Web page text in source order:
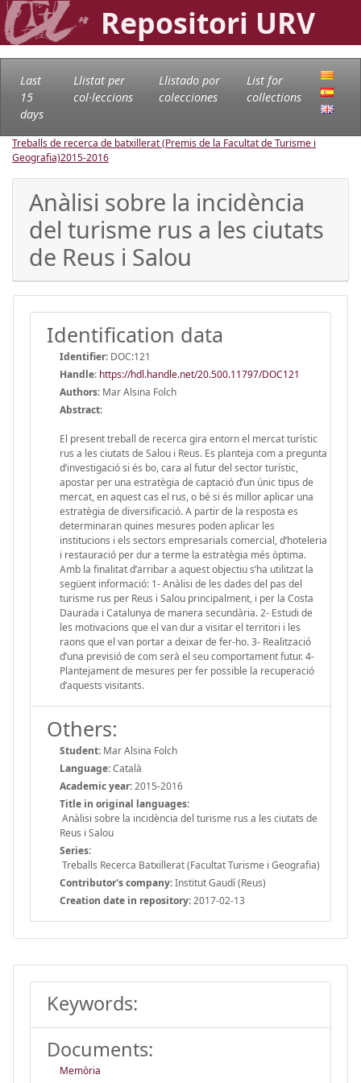
Repositori URV
Last
15
days
Llistat per
col·leccions
Llistado por
colecciones
List for
collections
Treballs de recerca de batxillerat (Premis de la Facultat de Turisme i
Geografia)2015-2016
Anàlisi sobre la incidència
del turisme rus a les ciutats
de Reus i Salou
Identification data
Identifier: DOC:121
Handle: https://hdl.handle.net/20.500.11797/DOC121
Authors: Mar Alsina Folch
Abstract:
El present treball de recerca gira entorn el mercat turístic
rus a les ciutats de Salou i Reus. Es planteja com a pregunta
d’investigació si és bo, cara al futur del sector turístic,
apostar per una estratègia de captació d’un únic tipus de
mercat, en aquest cas el rus, o bé si és millor aplicar una
estratègia de diversificació. A partir de la resposta es
determinaran quines mesures poden aplicar les
institucions i els sectors empresarials comercial, d’hoteleria
i restauració per dur a terme la estratègia més òptima.
Amb la finalitat d’arribar a aquest objectiu s’ha utilitzat la
següent informació: 1- Anàlisi de les dades del pas del
turisme rus per Reus i Salou principalment, i per la Costa
Daurada i Catalunya de manera secundària. 2- Estudi de
les motivacions que el van dur a visitar el territori i les
raons que el van portar a deixar de fer-ho. 3- Realització
d’una previsió de com serà el seu comportament futur. 4-
Plantejament de mesures per fer possible la recuperació
d’aquests visitants.
Others:
Student: Mar Alsina Folch
Language:Català
Academic year:2015-2016
Title in original languages:
Anàlisi sobre la incidència del turisme rus a les ciutats de
Reus i Salou
Series:
Treballs Recerca Batxillerat (Facultat Turisme i Geografia)
Contributor's company:Institut Gaudí (Reus)
Creation date in repository:2017-02-13
Keywords:
Documents:
Memòria